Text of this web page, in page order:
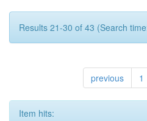
Results 21-30 of 43 (Search
previous 1
Item hits: